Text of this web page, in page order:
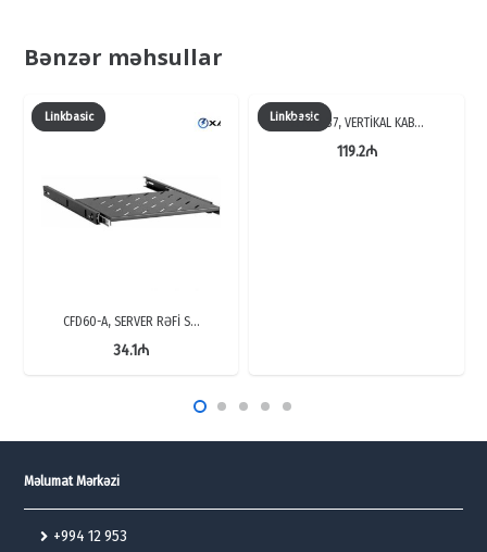
Bənzər məhsullar
Linkbasic
CFD60-A, SERVER RƏFİ S…
34.1₼
Linkbasic
CFK02-37, VERTİKAL KAB…
119.2₼
Məlumat Mərkəzi
+994 12 953